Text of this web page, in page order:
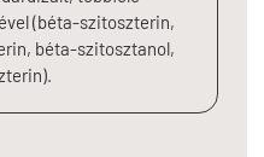
(béta-szitoszterin,
béta-szitosztanol,